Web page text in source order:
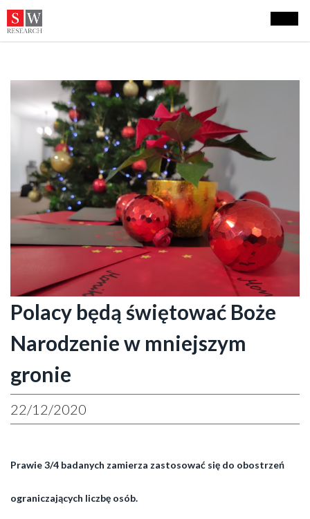
Polacy będą świętować Boże
Narodzenie w mniejszym
gronie
22/12/2020
Prawie 3/4 badanych zamierza zastosować się do obostrzeń
ograniczających liczbę osób.